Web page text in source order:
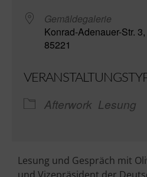
Gemäldegalerie
Konrad-Adenauer-Str.
85221
Afterwork Lesung
Lesung und Gespräch mit